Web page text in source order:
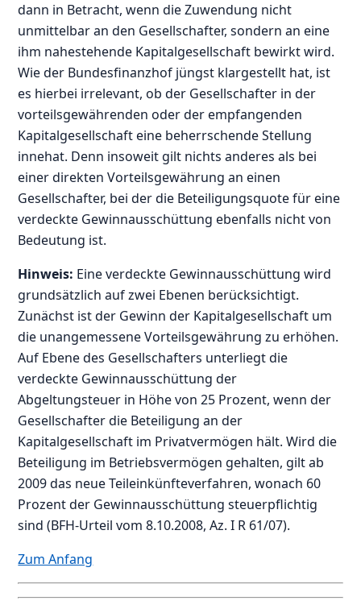
dann in Betracht, wenn die Zuwendung nicht
unmittelbar an den Gesellschafter, sondern an eine
ihm nahestehende Kapitalgesellschaft bewirkt wird.
Wie der Bundesfinanzhof jüngst klargestellt hat, ist
es hierbei irrelevant, ob der Gesellschafter in der
vorteilsgewährenden oder der empfangenden
Kapitalgesellschaft eine beherrschende Stellung
innehat. Denn insoweit gilt nichts anderes als bei
einer direkten Vorteilsgewährung an einen
Gesellschafter, bei der die Beteiligungsquote für eine
verdeckte Gewinnausschüttung ebenfalls nicht von
Bedeutung ist.
Hinweis: Eine verdeckte Gewinnausschüttung wird
grundsätzlich auf zwei Ebenen berücksichtigt.
Zunächst ist der Gewinn der Kapitalgesellschaft um
die unangemessene Vorteilsgewährung zu erhöhen.
Auf Ebene des Gesellschafters unterliegt die
verdeckte Gewinnausschüttung der
Abgeltungsteuer in Höhe von 25 Prozent, wenn der
Gesellschafter die Beteiligung an der
Kapitalgesellschaft im Privatvermögen hält. Wird die
Beteiligung im Betriebsvermögen gehalten, gilt ab
2009 das neue Teileinkünfteverfahren, wonach 60
Prozent der Gewinnausschüttung steuerpflichtig
sind (BFH-Urteil vom 8.10.2008, Az. I R 61/07).
Zum Anfang